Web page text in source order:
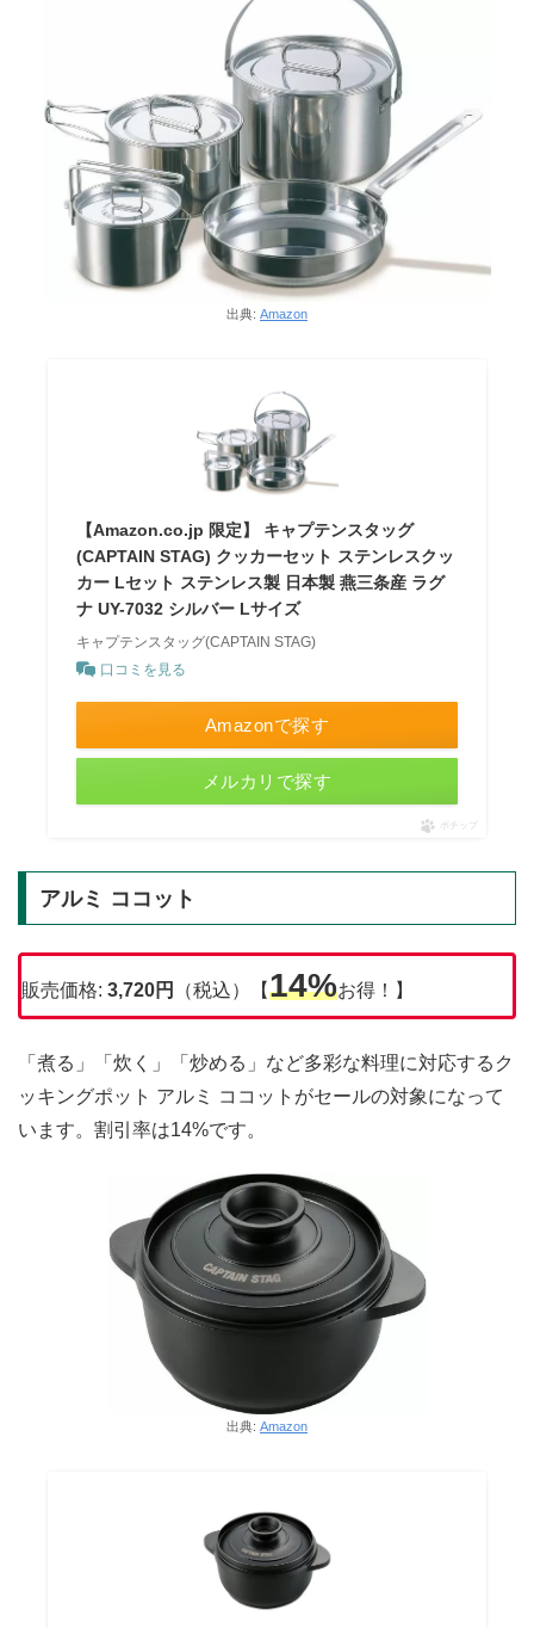
出典: Amazon
【Amazon.co.jp 限定】 キャプテンスタッグ
(CAPTAIN STAG) クッカーセット ステンレスクッ
カー Lセット ステンレス製 日本製 燕三条産 ラグ
ナ UY-7032 シルバー Lサイズ
キャプテンスタッグ(CAPTAIN STAG)
口コミを見る
Amazonで探す
メルカリで探す
ポチップ
アルミ ココット
販売価格: 3,720円 （税込）【14%お得！】
「煮る」「炊く」「炒める」など多彩な料理に対応するク
ッキングポット アルミ ココットがセールの対象になって
います。割引率は14%です。
出典: Amazon